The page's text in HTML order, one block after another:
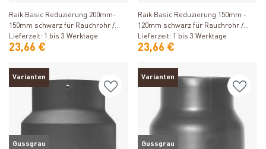
Raik Basic Reduzierung 200mm-
150mm schwarz für Rauchrohr /
Ofenrohr
Lieferzeit: 1 bis 3 Werktage
23,66 €
Raik Basic Reduzierung 150mm -
120mm schwarz für Rauchrohr /
Ofenrohr
Lieferzeit: 1 bis 3 Werktage
23,66 €
Varianten
Gussgrau
Varianten
Gussgrau